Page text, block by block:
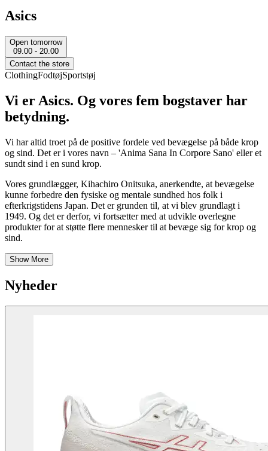
Asics
Open tomorrow
09.00 - 20.00
Contact the store
ClothingFodtøjSportstøj
Vi er Asics. Og vores fem bogstaver har
betydning.
Vi haraltid troet på de positive fordele ved bevægelse på både krop
og sind. Det eri vores navn – 'Anima Sana In Corpore Sano' eller et
sundt sind i en sund krop.
Vores grundlægger, Kihachiro Onitsuka, anerkendte, at bevægelse
kunne forbedre den fysiske og mentale sundhed hos folk i
efterkrigstidens Japan. Det ergrunden til, at vi blev grundlagt i
1949. Og det erderfor, vi fortsætter med at udvikle overlegne
produkter for at støtte flere mennesker til at bevæge sig for krop og
sind.
Show More
Nyheder